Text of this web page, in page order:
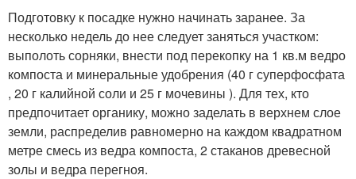
Подготовку к посадке нужно начинать заранее. За
несколько недель до нее следует заняться участком:
выполоть сорняки, внести под перекопку на 1 кв.м ведро
компоста и минеральные удобрения (40 г суперфосфата
, 20 г калийной соли и 25 г мочевины ). Для тех, кто
предпочитает органику, можно заделать в верхнем слое
земли, распределив равномерно на каждом квадратном
метре смесь из ведра компоста, 2 стаканов древесной
золы и ведра перегноя.